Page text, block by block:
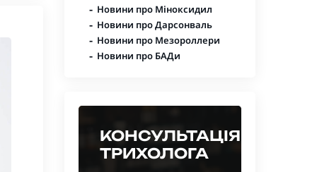
- Новини про Міноксидил
- Новини про Дарсонваль
- Новини про Мезороллери
- Новини про БАДи
КОНСУЛЬТАЦІЯ
ТРИХОЛОГА